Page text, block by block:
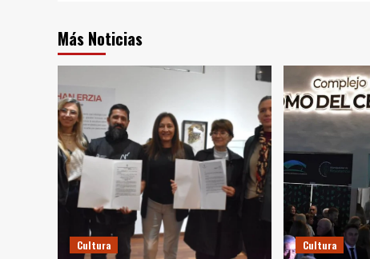
Más Noticias
Cultura Cultura